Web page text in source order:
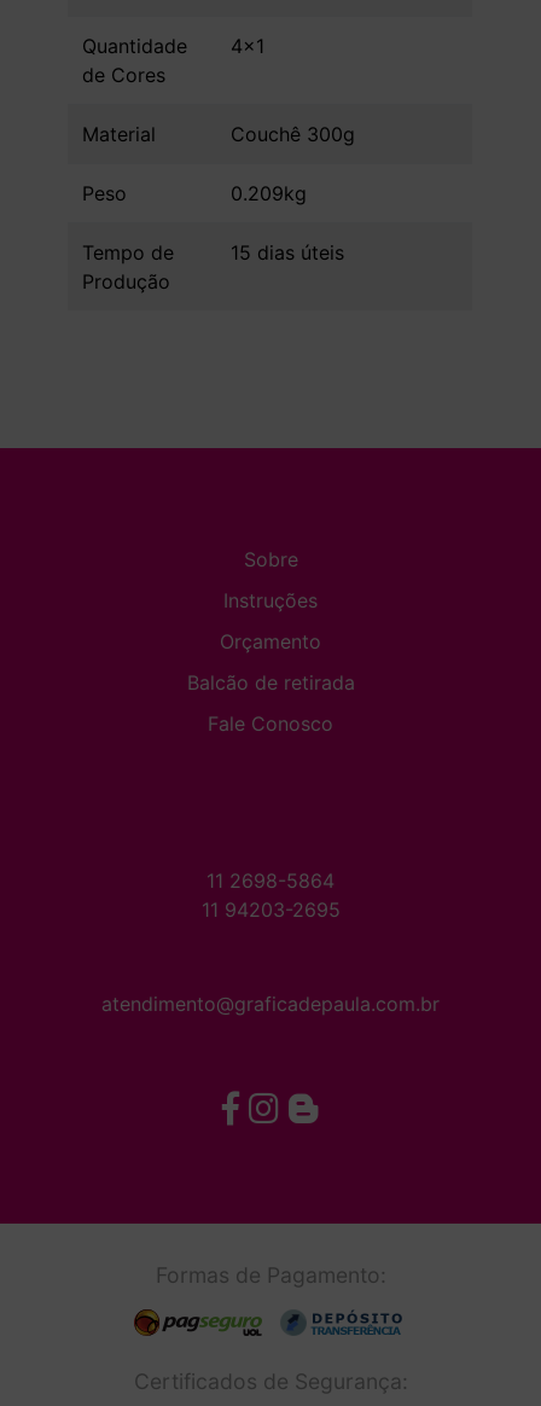
Quantidade
de Cores
4x1
Material Couchê 300g
Peso 0.209kg
Tempo de
Produção
15 dias úteis
Sobre
Instruções
Orçamento
Balcão de retirada
Fale Conosco
11 2698-5864
11 94203-2695
atendimento@graficadepaula.com.br
Formas de Pagamento:
Certificados de Segurança: